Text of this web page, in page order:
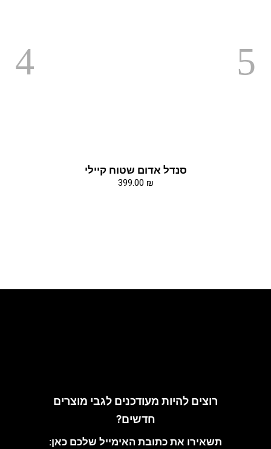
סנדל אדום שטוח קיילי
399.00 ₪
רוצים להיות מעודכנים לגבי מוצרים
חדשים?
תשאירו את כתובת האימייל שלכם כאן: